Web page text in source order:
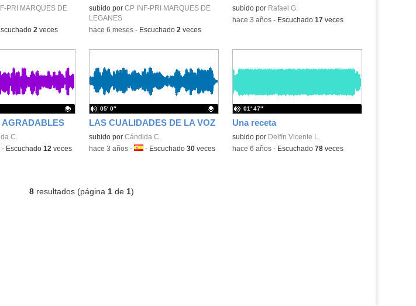
PRI MARQUES DE
2 veces
Contenido educativo.
subido por CP INF-PRI MARQUES DE
LEGANES
-hace 6 meses- Escuchado 2 veces
Contenido educativo.
subido por Rafael G.
-hace 3 años- Escuchado 17veces
AGRADABLES
C.
- Escuchado 12 veces
LAS CUALIDADES DE LA VOZ
Contenido educativo.
subido por Cándida C.
05′ 0″
-hace 3 años- Idioma:
- Escuchado 30veces
Una receta
subido por Delfín Vicente L.
01′ 47″
-hace 6 años- Escuchado 78veces
8resultados (página 1de 1)